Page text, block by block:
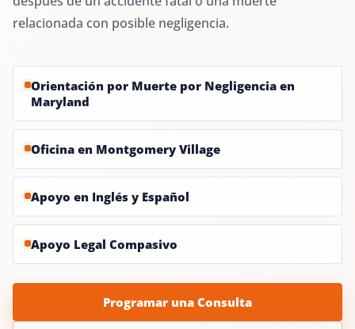
relacionada con posible negligencia.
Orientación por Muerte por Negligencia en
Maryland
Oficina en Montgomery Village
Apoyo en Inglés y Español
Apoyo Legal Compasivo
Programar una Consulta